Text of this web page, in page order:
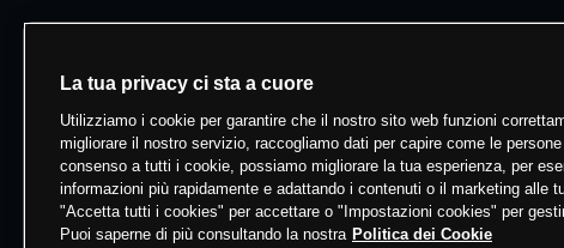
La tua privacy ci sta a cuore
Utilizziamo i cookie per garantire che il nostro sito web funzioni
migliorare il nostro servizio, raccogliamo dati per capire come le
consenso a tutti i cookie, possiamo migliorare la tua esperienza, per
informazioni più rapidamente e adattando i contenuti o il marketing alle
"Accetta tutti i cookies" per accettare o "Impostazioni cookies" per
Puoi saperne di più consultando la nostra Politica dei Cookie